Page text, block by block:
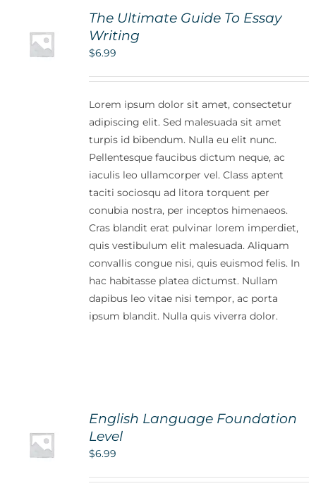
The Ultimate Guide To Essay
Writing
$6.99
Lorem ipsum dolor sit amet, consectetur
adipiscing elit. Sed malesuada sit amet
turpis id bibendum. Nulla eu elit nunc.
Pellentesque faucibus dictum neque, ac
iaculis leo ullamcorper vel. Class aptent
taciti sociosqu ad litora torquent per
conubia nostra, per inceptos himenaeos.
Cras blandit erat pulvinar lorem imperdiet,
quis vestibulum elit malesuada. Aliquam
convallis congue nisi, quis euismod felis. In
hac habitasse platea dictumst. Nullam
dapibus leo vitae nisi tempor, ac porta
ipsum blandit. Nulla quis viverra dolor.
English Language Foundation
Level
$6.99